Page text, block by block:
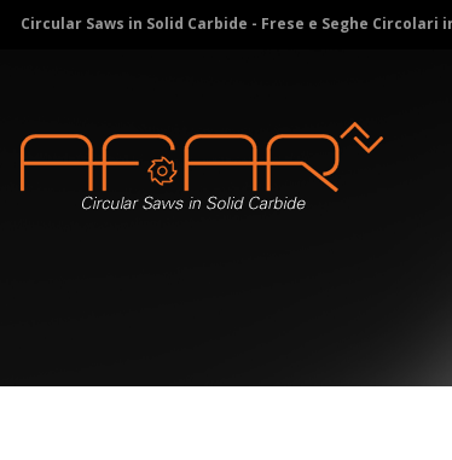
Circular Saws in Solid Carbide - Frese e Seghe